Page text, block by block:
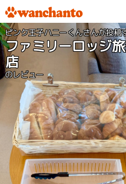
ピンク王子ハニーくんさんが投稿
ファミリーロッジ
店
のレビュー